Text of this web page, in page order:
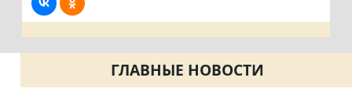
ГЛАВНЫЕ НОВОСТИ